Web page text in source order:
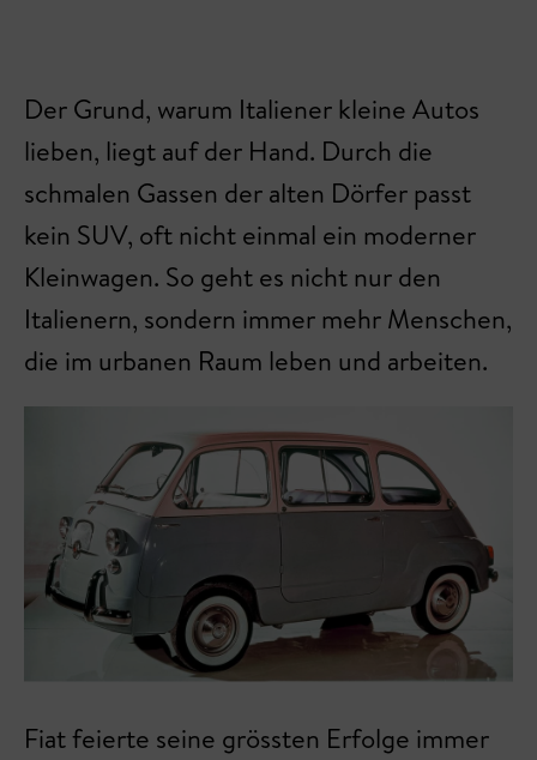
Der Grund, warum Italiener kleine Autos
lieben, liegt auf der Hand. Durch die
schmalen Gassen der alten Dörfer passt
kein SUV, oft nicht einmal ein moderner
Kleinwagen. So geht es nicht nur den
Italienern, sondern immer mehr Menschen,
die im urbanen Raum leben und arbeiten.
Fiat feierte seine grössten Erfolge immer